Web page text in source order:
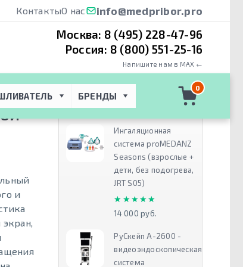
КонтактыО нас info@medpribor.pro
Москва: 8 (495) 228-47-96
Россия: 8 (800) 551-25-16
Напишите нам в MAX ←
БРЕНДЫ
0
и
Рекомендуем
Ингаляционная
система proMEDANZ
Seasons (взрослые +
дети, без подогрева,
JRT S05)
★★★★★
★★★★★
14 000 руб.
РуСкейп А-2600 -
видеоэндоскопическая
система